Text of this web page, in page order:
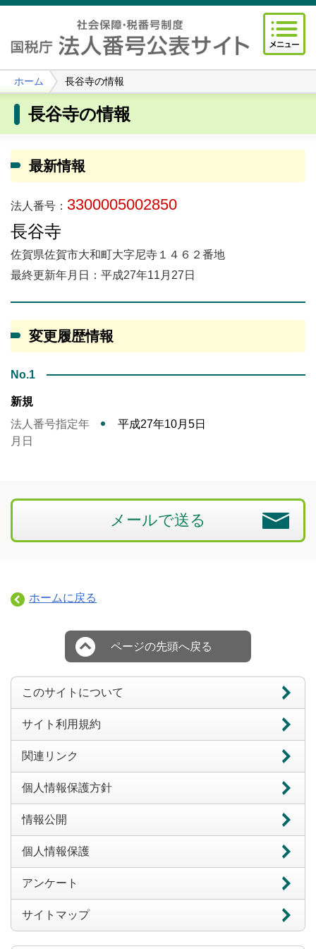
ホーム 長谷寺の情報
長谷寺の情報
最新情報
法人番号： 3300005002850
長谷寺
佐賀県佐賀市大和町大字尼寺１４６２番地
最終更新年月日：平成27年11月27日
変更履歴情報
No.1
新規
法人番号指定年
月日
平成27年10月5日
メールで送る
ホームに戻る
ページの先頭へ戻る
このサイトについて
サイト利用規約
関連リンク
個人情報保護方針
情報公開
個人情報保護
アンケート
サイトマップ